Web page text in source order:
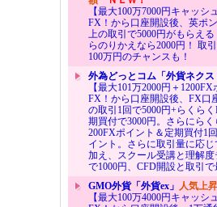
【最大100万7000円キャッシ
FX！から口座開設後、英ポ
上の取引で5000円がもらえ
らのりかえなら2000円！ 取
100万円のチャンスも！
外為どっとコム「外貨ネクス
【最大101万2000円＋
FX！から口座開設後、FX口
の取引1回で5000円+らくら
期買付で3000円。さらにら
200FXポイント＆定期買付1
イント。さらに取引量に応じ
加え、スクール受講と理解
で1000円、CFD開設と取引で
GMO外貨「外貨ex」 人気上
【最大100万4000円キャッシ